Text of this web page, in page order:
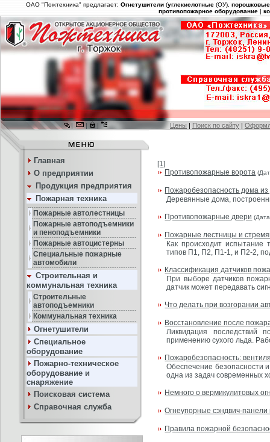
ОАО "Пожтехника" предлагает:Огнетушители (углекислотные (ОУ),порошковые
противопожарное оборудование |
| | | Цены | Поиск по сайту |
Главная
О предприятии
Продукция предприятия
Пожарная техника
Пожарные автолестницы
Пожарные автоподъемники
и пеноподъемники
Пожарные автоцистерны
Специальные пожарные
автомобили
Строительная и
коммунальная техника
Строительные
автоподъемники
Коммунальная техника
Огнетушители
Специальное
оборудование
Пожарно-техническое
оборудование и
снаряжение
Поисковая система
Справочная служба
[1]
Противопожарные ворота
Пожаробезопасность дома
Деревянные дома,
Противопожарные двери
Пожарные лестницы и
Как происходит испытание
типов П1, П2, П1-1, и П2-2,
Классификация датчиков
При выборе датчиков
датчик может передавать
Что делать при возгорании
Восстановление после
Ликвидация последствий
применению сухого льда.
Пожаробезопасность:
Обеспечение безопасности
одна из задач современных
Немного о вермикулитовых
Огнеупорные сэндвич-
Правила пожарной